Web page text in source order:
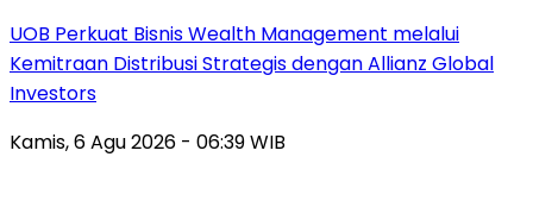
UOB Perkuat Bisnis Wealth Management melalui
Kemitraan Distribusi Strategis dengan Allianz Global
Investors
Kamis, 6 Agu 2026 - 06:39 WIB